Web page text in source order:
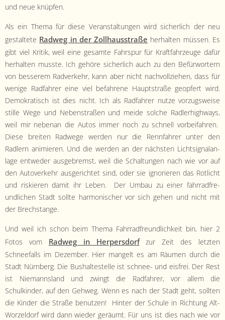
und neue knüpfen.
Als ein The­ma für diese Ver­anstal­tun­gen wird sicher­lich der neu
gestal­tete Rad­weg in der Zoll­hausstraße her­hal­ten müssen. Es
gibt viel Kri­tik, weil eine gesamte Fahrspur für Kraft­fahrzeuge dafür
her­hal­ten musste. Ich gehöre sicher­lich auch zu den Befür­wortern
von besserem Rad­verkehr, kann aber nicht nachvol­lziehen, dass für
wenige Rad­fahrer eine viel befahrene Haupt­straße geopfert wird.
Demokratisch ist dies nicht. Ich als Rad­fahrer nutze vorzugsweise
stille Wege und Neben­straßen und mei­de solche Radler­high­ways,
weil mir nebe­nan die Autos immer noch zu schnell vor­beifahren.
Diese bre­it­en Rad­wege wer­den nur die Ren­n­fahrer unter den
Radlern ani­mieren. Und die wer­den an der näch­sten Lichtsig­nalan­
lage entwed­er aus­ge­bremst, weil die Schal­tun­gen nach wie vor auf
den Autoverkehr aus­gerichtet sind, oder sie ignori­eren das Rotlicht
und riskieren damit ihr Leben. Der Umbau zu ein­er fahrrad­fre­
undlichen Stadt sollte har­monis­ch­er vor sich gehen und nicht mit
der Brechstange.
Und weil ich schon beim The­ma Fahrrad­fre­undlichkeit bin, hier 2
Fotos vom Rad­weg in Her­pers­dorfzur Zeit des let­zten
Schneefalls im Dezem­ber. Hier man­gelt es am Räu­men durch die
Stadt Nürn­berg. Die Bushal­testelle ist schnee- und eis­frei. Der Rest
ist Nie­manns­land und zwingt die Rad­fahrer, vor allem die
Schulkinder, auf den Gehweg. Wenn es nach der Stadt geht, soll­ten
die Kinder die Straße benutzen! Hin­ter der Schule in Rich­tung Alt-
Worzel­dorf wird dann wieder geräumt. Für uns ist dies nach wie vor